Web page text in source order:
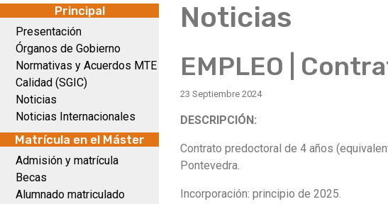
Principal
Presentación
Órganos de Gobierno
Normativas y Acuerdos MTE
Calidad (SGIC)
Noticias
Noticias Internacionales
Matrícula en el Máster
Admisión y matrícula
Becas
Alumnado matriculado
Noticias
EMPLEO |
23 Septiembre 2024
DESCRIPCIÓN:
Contrato predoctoral de 4 años
Pontevedra.
Incorporación: principio de 2025.